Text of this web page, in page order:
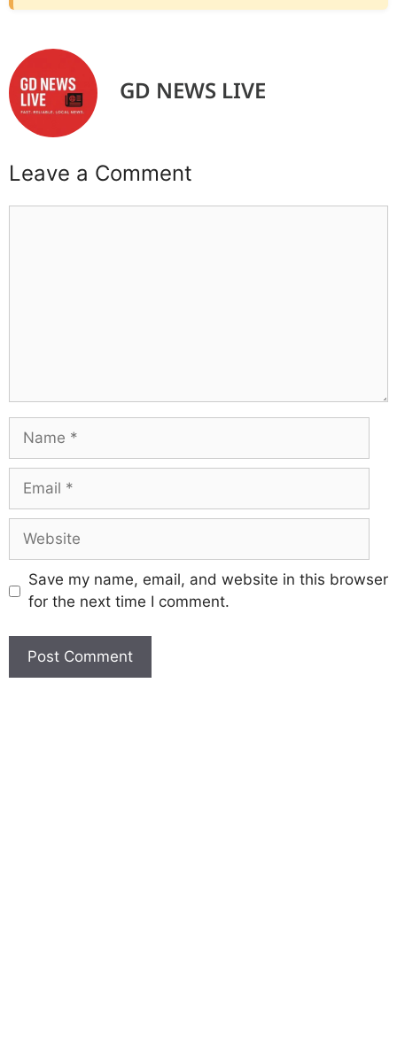
GD NEWS LIVE
Leave a Comment
Save my name, email, and website in this browser
for the next time I comment.